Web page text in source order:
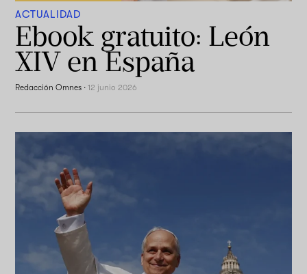
ACTUALIDAD
Ebook gratuito: León
XIV en España
Redacción Omnes ·12 junio 2026